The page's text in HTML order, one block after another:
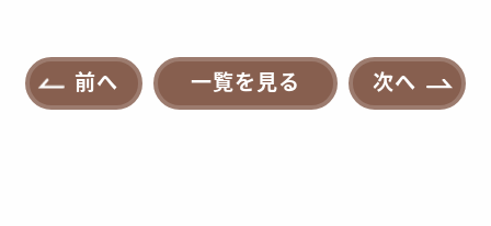
前へ 一覧を見る 次へ